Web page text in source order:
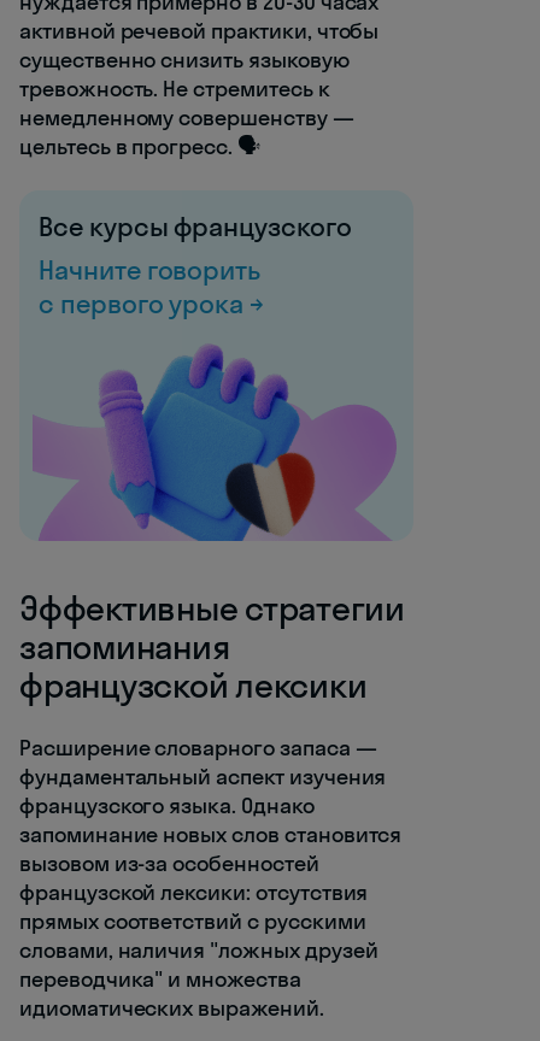
активной речевой практики, чтобы
существенно снизить языковую
тревожность. Не стремитесь к
немедленному совершенству —
цельтесь в прогресс. 🗣️
Все курсы французского
Начните говорить
с первого урока →
Эффективные стратегии
запоминания
французской лексики
Расширение словарного запаса —
фундаментальный аспект изучения
французского языка. Однако
запоминание новых слов становится
вызовом из-за особенностей
французской лексики: отсутствия
прямых соответствий с русскими
словами, наличия "ложных друзей
переводчика" и множества
идиоматических выражений.